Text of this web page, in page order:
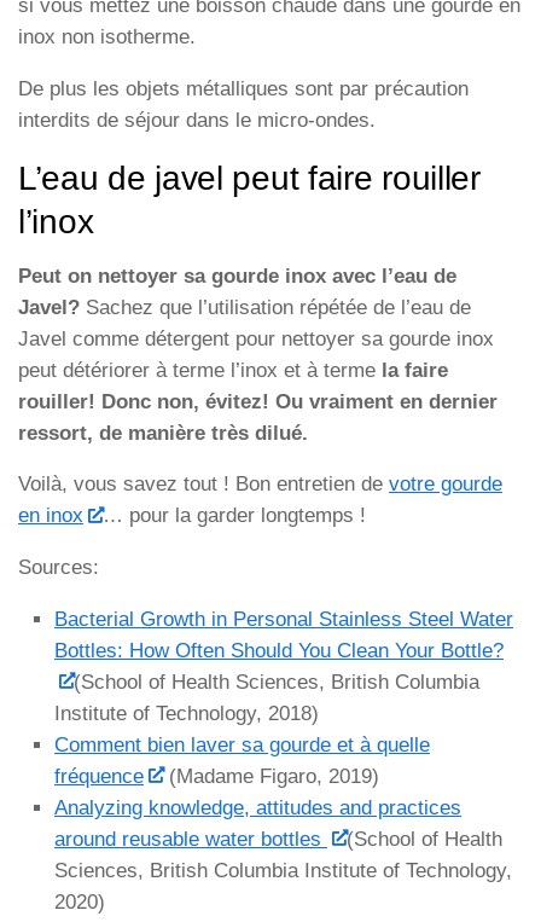
si vous mettez une boisson chaude dans une gourde en
inox non isotherme.
De plus les objets métalliques sont par précaution
interdits de séjour dans le micro-ondes.
L’eau de javel peut faire rouiller
l’inox
Peut on nettoyer sa gourde inox avec l’eau de
Javel? Sachez que l’utilisation répétée de l’eau de
Javel comme détergent pour nettoyer sa gourde inox
peut détériorer à terme l’inox et à terme la faire
rouiller! Donc non, évitez! Ou vraiment en dernier
ressort, de manière très dilué.
Voilà, vous savez tout ! Bon entretien de votre gourde
en inox
… pour la garder longtemps !
Sources:
Bacterial Growth in Personal Stainless Steel Water
Bottles: How Often Should You Clean Your Bottle?
(School of Health Sciences, British Columbia
Institute of Technology, 2018)
Comment bien laver sa gourde et à quelle
fréquence
(Madame Figaro, 2019)
Analyzing knowledge, attitudes and practices
around reusable water bottles
(School of Health
Sciences, British Columbia Institute of Technology,
2020)